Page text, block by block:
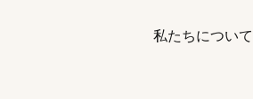
私たちについて